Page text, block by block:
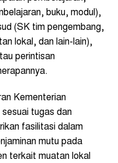
buku, modul),
(SK tim pengembang,
lokal, dan lain-lain),
perintisan
Kementerian
sesuai tugas dan
fasilitasi dalam
mutu pada
terkait muatan lokal